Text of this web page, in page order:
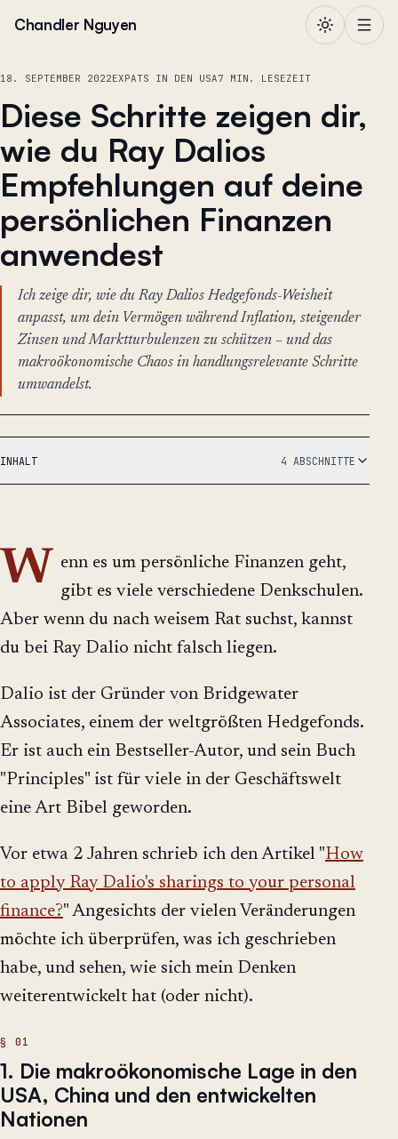
Chandler Nguyen
18. SEPTEMBER 2022EXPATS IN DEN USA7 MIN. LESEZEIT
Diese Schritte zeigen dir,
wie du Ray Dalios
Empfehlungen auf deine
persönlichen Finanzen
anwendest
Ich zeige dir, wie du Ray Dalios Hedgefonds-Weisheit
anpasst, um dein Vermögen während Inflation, steigender
Zinsen und Marktturbulenzen zu schützen – und das
makroökonomische Chaos in handlungsrelevante Schritte
umwandelst.
INHALT 4 ABSCHNITTE
W
enn es um persönliche Finanzen geht,
gibt es viele verschiedene Denkschulen.
Aber wenn du nach weisem Rat suchst, kannst
du bei Ray Dalio nicht falsch liegen.
Dalio ist der Gründer von Bridgewater
Associates, einem der weltgrößten Hedgefonds.
Er ist auch ein Bestseller-Autor, und sein Buch
"Principles" ist für viele in der Geschäftswelt
eine Art Bibel geworden.
Vor etwa 2 Jahren schrieb ich den Artikel "How
to apply Ray Dalio's sharings to your personal
finance?" Angesichts der vielen Veränderungen
möchte ich überprüfen, was ich geschrieben
habe, und sehen, wie sich mein Denken
weiterentwickelt hat (oder nicht).
1. Die makroökonomische Lage in den
USA, China und den entwickelten
Nationen